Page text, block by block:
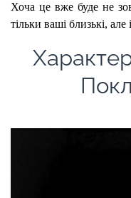
Хоча це вже буде не
тільки ваші близькі, але